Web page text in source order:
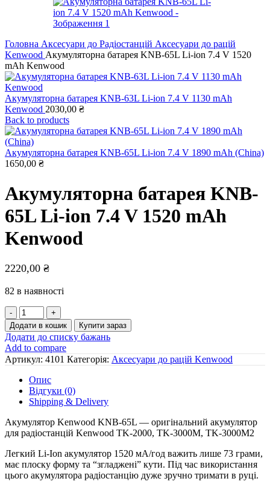
Головна Аксесуари до Радіостанцій Аксесуари до рацій
Kenwood Акумуляторна батарея KNB-65L Li-ion 7.4 V 1520
mAh Kenwood
Акумуляторна батарея KNB-63L Li-ion 7.4 V 1130 mAh
Kenwood 2030,00 ₴
Back to products
Акумуляторна батарея KNB-65L Li-ion 7.4 V 1890 mAh (China)
1650,00 ₴
Акумуляторна батарея KNB-
65L Li-ion 7.4 V 1520 mAh
Kenwood
2220,00 ₴
82 в наявності
Акумуляторна
батарея
KNB-
65L
Li-
ion
7.4
1520
mAh
Kenwood
кількість
Додати в кошик Купити зараз
Додати до списку бажань
Add to compare
Артикул: 4101 Категорія: Аксесуари до рацій Kenwood
Опис
Відгуки (0)
Shipping & Delivery
Aкумулятор Kenwood KNB-65L — оригінальний акумулятор
для радіостанцій Kenwood TK-2000, TK-3000М, TK-3000М2
Легкий Li-Ion акумулятор 1520 мА/год важить лише 73 грами,
має плоску форму та “згладжені” кути. Під час використання
цього акумулятора радіостанцію дуже зручно тримати в руці.